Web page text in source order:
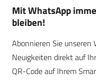
Mit WhatsApp
bleiben!
Abonnieren Sie unseren
Neuigkeiten direkt auf
QR-Code auf Ihrem